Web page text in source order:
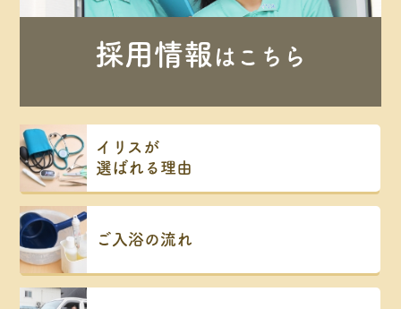
採用情報 はこちら
イリスが
選ばれる理由
ご入浴の流れ